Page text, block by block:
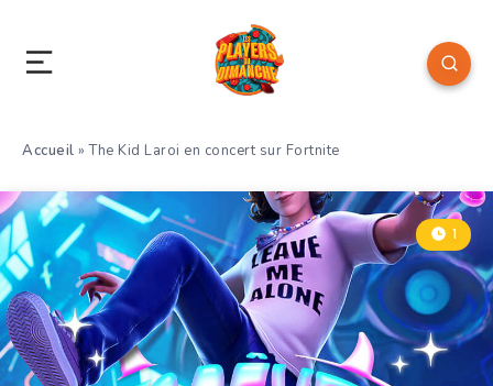
Accueil »The Kid Laroi en concert sur Fortnite
1